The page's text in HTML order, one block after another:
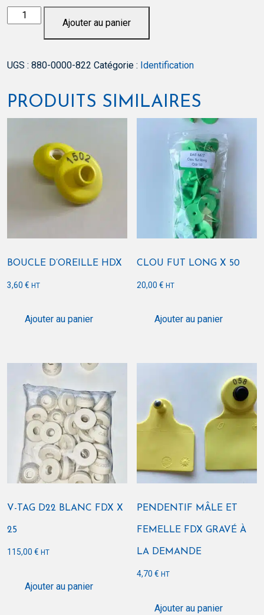
quantité
de
XRS2
Ajouter au panier
UGS : 880-0000-822 Catégorie : Identification
PRODUITS SIMILAIRES
BOUCLE D’OREILLE HDX
3,60 € HT
Ajouter au panier
CLOU FUT LONG X 50
20,00€ HT
Ajouter au panier
V-TAG D22 BLANC FDX X
25
115,00 € HT
Ajouter au panier
PENDENTIF MÂLE ET
FEMELLE FDX GRAVÉ À
LA DEMANDE
4,70€ HT
Ajouter au panier